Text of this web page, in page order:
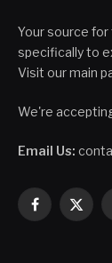
Your source
specifically to
Visit our main
We're
Email Us:
Facebook
X